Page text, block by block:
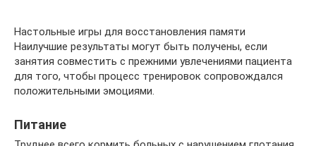
Настольные игры для восстановления памяти
Наилучшие результаты могут быть получены, если
занятия совместить с прежними увлечениями пациента
для того, чтобы процесс тренировок сопровождался
положительными эмоциями.
Питание